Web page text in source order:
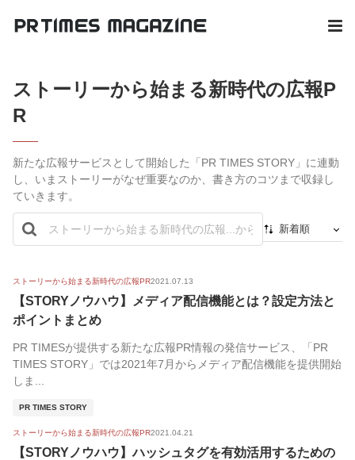
ストーリーから始まる新時代の広報P
R
新たな広報サービスとして開始した「PR TIMES STORY」に連動
し、いまストーリーがなぜ重要なのか、書き方のコツまで収録し
ていきます。
新着順
人気順
ストーリーから始まる新時代の広報PR2021.07.13
【STORYノウハウ】メディア配信機能とは？設定方法と
ポイントまとめ
PR TIMESが提供する新たな広報PR情報の発信サービス、「PR
TIMES STORY」では2021年7月からメディア配信機能を提供開始
しま...
PR TIMES STORY
ストーリーから始まる新時代の広報PR2021.04.21
【STORYノウハウ】ハッシュタグを有効活用するための